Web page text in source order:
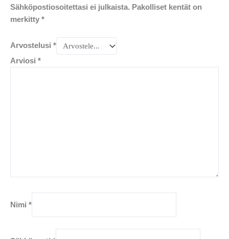
Sähköpostiosoitettasi ei julkaista. Pakolliset kentät on
merkitty *
Arvostelusi *
Arviosi *
Nimi *